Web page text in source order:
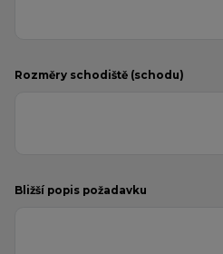
Rozměry schodiště (schodu)
Bližší popis požadavku